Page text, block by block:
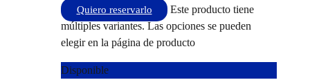
Quiero reservarlo
Este producto tiene
múltiples variantes. Las opciones se pueden
elegir en la página de producto
Disponible